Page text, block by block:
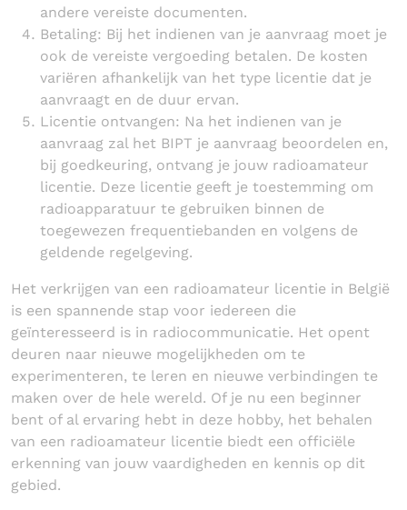
andere vereiste documenten.
Betaling: Bij het indienen van je aanvraag moet je
ook de vereiste vergoeding betalen. De kosten
variëren afhankelijk van het type licentie dat je
aanvraagt en de duur ervan.
Licentie ontvangen: Na het indienen van je
aanvraag zal het BIPT je aanvraag beoordelen en,
bij goedkeuring, ontvang je jouw radioamateur
licentie. Deze licentie geeft je toestemming om
radioapparatuur te gebruiken binnen de
toegewezen frequentiebanden en volgens de
geldende regelgeving.
Het verkrijgen van een radioamateur licentie in België
is een spannende stap voor iedereen die
geïnteresseerd is in radiocommunicatie. Het opent
deuren naar nieuwe mogelijkheden om te
experimenteren, te leren en nieuwe verbindingen te
maken over de hele wereld. Of je nu een beginner
bent of al ervaring hebt in deze hobby, het behalen
van een radioamateur licentie biedt een officiële
erkenning van jouw vaardigheden en kennis op dit
gebied.